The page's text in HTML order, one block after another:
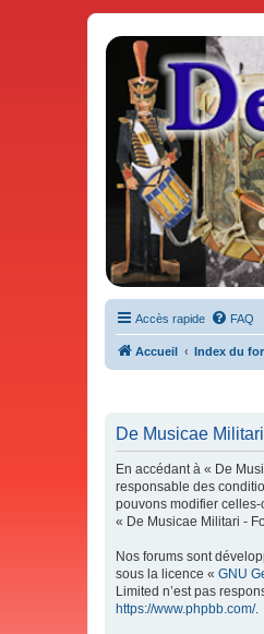
De Musicae
Forums de discussions
Accès rapide FAQ
Accueil Index du
De Musicae
En accédant à « De
responsable des
pouvons modifier celles-
« De Musicae Militari -
Nos forums sont
sous la licence « GNU
Limited n’est pas
https://www.phpbb.com/.